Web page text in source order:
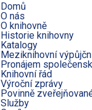
Domů
O nás
O knihovně
Historie knihovny
Katalogy
Meziknihovní
Pronájem
Knihovní řád
Výroční zprávy
Povinně
Služby